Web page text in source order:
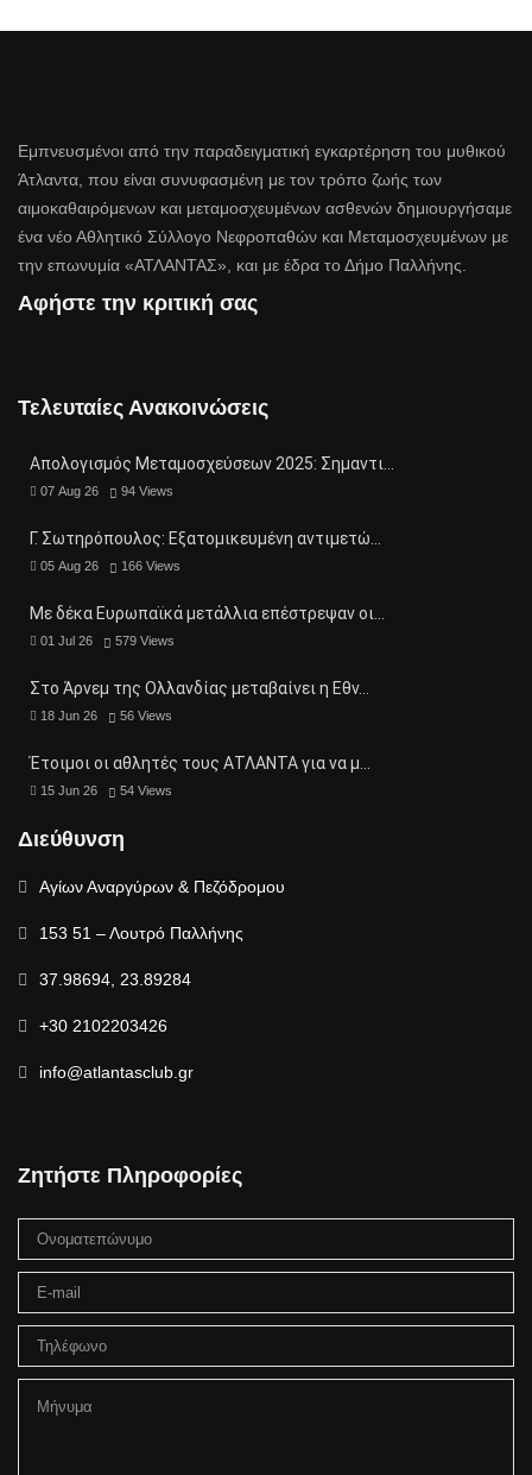
Εμπνευσμένοι από την παραδειγματική εγκαρτέρηση του μυθικού
Άτλαντα, που είναι συνυφασμένη με τον τρόπο ζωής των
αιμοκαθαιρόμενων και μεταμοσχευμένων ασθενών δημιουργήσαμε
ένα νέο Αθλητικό Σύλλογο Νεφροπαθών και Μεταμοσχευμένων με
την επωνυμία «ΑΤΛΑΝΤΑΣ», και με έδρα το Δήμο Παλλήνης.
Αφήστε την κριτική σας
Τελευταίες Ανακοινώσεις
Απολογισμός Μεταμοσχεύσεων 2025: Σημαντι…
07 Aug 26 94 Views
Γ. Σωτηρόπουλος: Eξατομικευμένη αντιμετώ…
05 Aug 26 166 Views
Με δέκα Ευρωπαϊκά μετάλλια επέστρεψαν οι…
01 Jul 26 579 Views
Στο Άρνεμ της Ολλανδίας μεταβαίνει η Εθν…
18 Jun 26 56 Views
Έτοιμοι οι αθλητές τους ΑΤΛΑΝΤΑ για να μ…
15 Jun 26 54 Views
Διεύθυνση
Αγίων Αναργύρων & Πεζόδρομου
153 51 – Λουτρό Παλλήνης
37.98694, 23.89284
+30 2102203426
info@atlantasclub.gr
Ζητήστε Πληροφορίες